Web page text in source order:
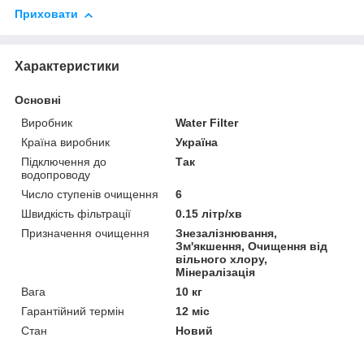
Приховати
Характеристики
Основні
Виробник
Water Filter
Країна виробник
Україна
Підключення до
водопроводу
Так
Число ступенів очищення
6
Швидкість фільтрації
0.15 літр/хв
Призначення очищення
Знезалізнювання,
Зм'якшення, Очищення від
вільного хлору,
Мінералізація
Вага
10 кг
Гарантійний термін
12 міс
Стан
Новий